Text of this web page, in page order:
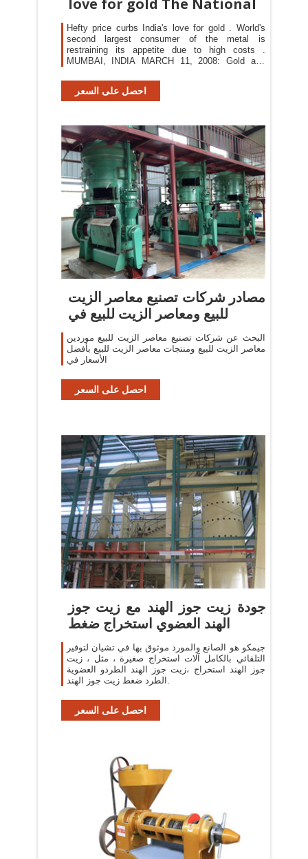
love for gold The National
Hefty price curbs India's love for gold . World's
second largest consumer of the metal is
restraining its appetite due to high costs .
MUMBAI, INDIA MARCH 11, 2008: Gold and
احصل على السعر
مصادر شركات تصنيع معاصر الزيت
للبيع ومعاصر الزيت للبيع في
البحث عن شركات تصنيع معاصر الزيت للبيع موردين
معاصر الزيت للبيع ومنتجات معاصر الزيت للبيع بأفضل
الأسعار في
احصل على السعر
جودة زيت جوز الهند مع زيت جوز
الهند العضوي استخراج ضغط
جيمكو هو الصانع والمورد موثوق بها في تشيان لتوفير
التلقائي بالكامل آلات استخراج صغيرة ، مثل ، زيت
جوز الهند استخراج ،زيت جوز الهند الطردو العضوية
الطرد ضغط زيت جوز الهند.
احصل على السعر